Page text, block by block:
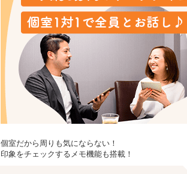
個室だから周りも気にならない！
印象をチェックするメモ機能も搭載！